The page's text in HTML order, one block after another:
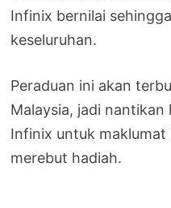
Infinix bernilai
keseluruhan.
Peraduan ini akan
Malaysia, jadi nantikan
Infinix untuk
merebut hadiah.